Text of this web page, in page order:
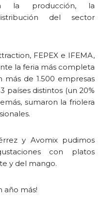
la producción, la
del sector
FEPEX e IFEMA,
la feria más completa
de 1.500 empresas
países distintos (un 20%
sumaron la friolera
y Avomix pudimos
con platos
y del mango.
año más!